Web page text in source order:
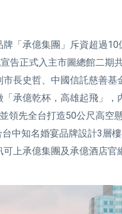
「承億集團」斥資超過
告正式入主市圖總館二期
長史哲、中國信託慈善
承億乾杯，高雄起飛」
領先全台打造50公尺高空
中知名婚宴品牌設計3層
上承億集團及承億酒店官